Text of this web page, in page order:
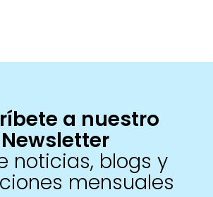
a nuestro
Newsletter
noticias, blogs y
mensuales